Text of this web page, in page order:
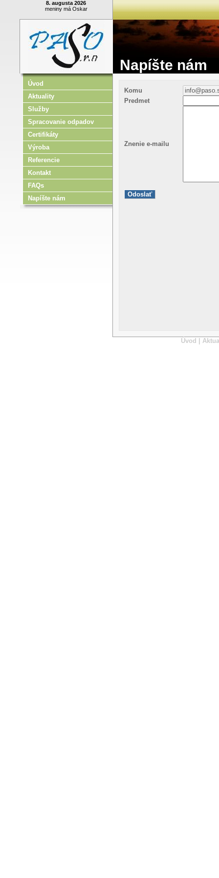
8. augusta 2026
meniny má Oskar
Napíšte nám
Úvod
Aktuality
Služby
Spracovanie odpadov
Certifikáty
Výroba
Referencie
Kontakt
FAQs
Napíšte nám
Komu
Predmet
Znenie e-mailu
Úvod